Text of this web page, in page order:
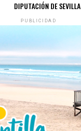
DIPUTACIÓN DE SEVILLA
PUBLICIDAD